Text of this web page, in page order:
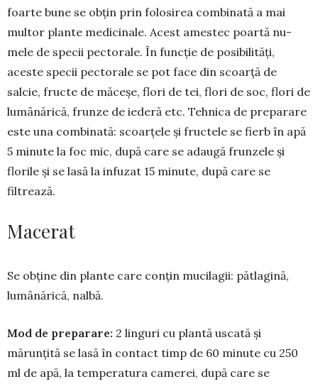
foar­te bune se obțin prin folosirea combi­nată a mai
mul­­tor plante medicinale. Acest ames­tec poartă nu­
mele de specii pectorale. În funcție de posibilități,
aceste specii pectorale se pot face din scoarță de
salcie, fructe de măceșe, flori de tei, flori de soc, flori de
lumânărică, frunze de ie­deră etc. Tehnica de preparare
este una com­binată: scoar­țele și fruc­tele se fierb în apă
5 minute la foc mic, după care se adaugă frunzele și
florile și se las­ă la infuzat 15 mi­nute, după care se
filtrează.
Macerat
Se obține din plante care conțin mucilagii: păt­la­gină,
lumânărică, nalbă.
Mod de preparare: 2 linguri cu plantă uscată și
mărunțită se lasă în contact timp de 60 minute cu 250
ml de apă, la temperatura camerei, după care se